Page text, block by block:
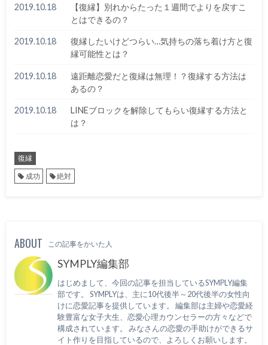
2019.10.18
【復縁】別れからたった１週間でよりを戻すこ
とはできるの？
2019.10.18
復縁したいけどつらい…気持ちの落ち着け方と復
縁可能性とは？
2019.10.18
遠距離恋愛だと復縁は無理！？復縁する方法は
あるの？
2019.10.18
LINEブロックを解除してもらい復縁する方法と
は？
復縁
成功
絶対
ABOUT この記事をかいた人
SYMPLY編集部
はじめまして、今回の記事を担当しているSYMPLY編集
部です。 SYMPLYは、主に10代後半～20代後半の女性向
けに恋愛記事を提供しています。 編集部は主婦や恋愛経
験豊富な女子大生、恋愛心理カウンセラーの方々などで
構成されています。 みなさんの恋愛の手助けができるサ
イト作りを目指しているので、よろしくお願いします。